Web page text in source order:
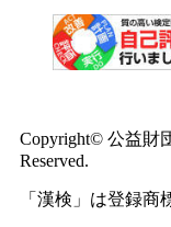
Copyright© 公益財
Reserved.
「漢検」は登録商